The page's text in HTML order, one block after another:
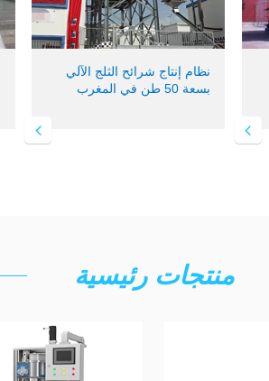
نظام إنتاج شرائح الثلج الآلي
بسعة 50 طن في المغرب
منتجات رئيسية